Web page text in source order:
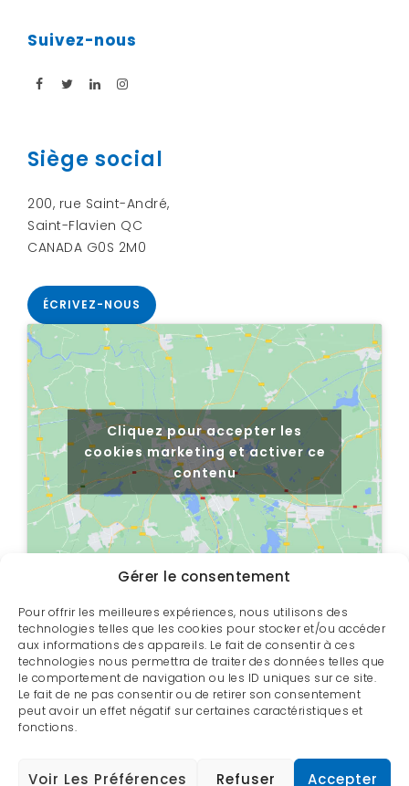
Gérer le consentement
Pour offrir les meilleures expériences, nous utilisons des
technologies telles que les cookies pour stocker et/ou accéder
aux informations des appareils. Le fait de consentir à ces
technologies nous permettra de traiter des données telles que
le comportement de navigation ou les ID uniques sur ce site.
Le fait de ne pas consentir ou de retirer son consentement
peut avoir un effet négatif sur certaines caractéristiques et
fonctions.
Accepter
Refuser
Voir Les Préférences
Suivez-nous
Siège social
200, rue Saint-André,
Saint-Flavien QC
CANADA G0S 2M0
ÉCRIVEZ-NOUS
Cliquez pour accepter les
cookies marketing et activer ce
contenu
Copyright © 2019 - Produits Minéra. Tous droits réservés. -